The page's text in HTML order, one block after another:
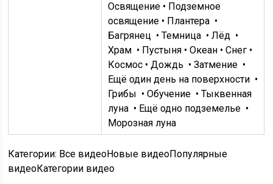
Освящение • Подземное
освящение • Плантера •
Багрянец •Темница •Лёд •
Храм • Пустыня • Океан • Снег •
Космос •Дождь •Затмение •
Ещё один день на поверхности •
Грибы •Обучение •Тыквенная
луна • Ещё одно подземелье •
Морозная луна
Категории: Все видеоНовые видеоПопулярные
видеоКатегории видео